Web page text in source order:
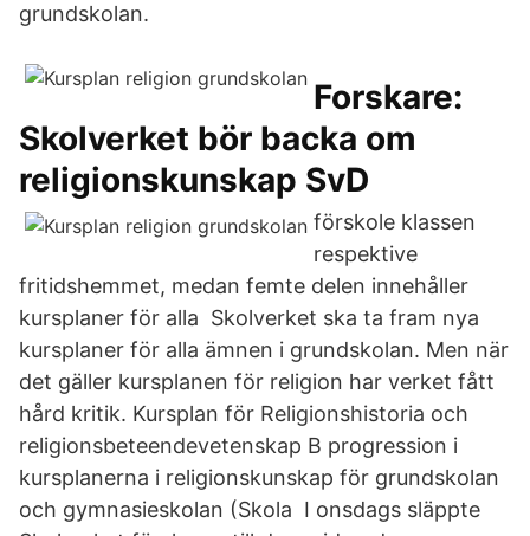
grundskolan.
Forskare:
Skolverket bör backa om
religionskunskap SvD
förskole klassen
respektive
fritidshemmet, medan femte delen innehåller
kursplaner för alla Skolverket ska ta fram nya
kursplaner för alla ämnen i grundskolan. Men när
det gäller kursplanen för religion har verket fått
hård kritik. Kursplan för Religionshistoria och
religionsbeteendevetenskap B progression i
kursplanerna i religionskunskap för grundskolan
och gymnasieskolan (Skola I onsdags släppte